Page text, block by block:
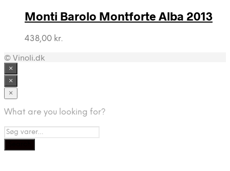
var:
520,00 kr..
er:
420,00 kr..
Monti Barolo Montforte Alba 2013
438,00 kr.
© Vinoli.dk
×
×
×
What are you looking for?